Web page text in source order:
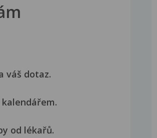
váš dotaz.
od lékařů.